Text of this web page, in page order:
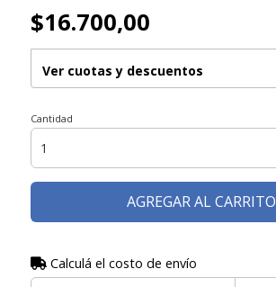
$16.700,00
Ver cuotas y descuentos
Cantidad
AGREGAR AL CARRITO
Calculá el costo de envío